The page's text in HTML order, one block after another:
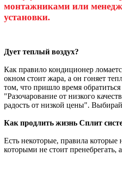
монтажниками или
установки.
Дует теплый воздух?
Как правило кондиционер
окном стоит жара, а он гоняет
том, что пришло время
"Разочарование от низкого
радость от низкой цены".
Как продлить жизнь Сплит
Есть некоторые, правила
которыми не стоит пренебрегать,